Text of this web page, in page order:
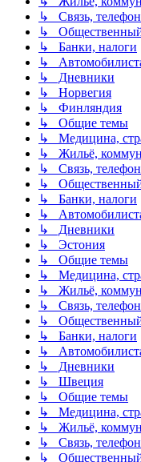
↳ Связь,
↳ Общественный
↳ Банки, налоги
↳
↳ Дневники
↳ Норвегия
↳ Финляндия
↳ Общие темы
↳ Медицина,
↳ Жильё,
↳ Связь,
↳ Общественный
↳ Банки, налоги
↳
↳ Дневники
↳ Эстония
↳ Общие темы
↳ Медицина,
↳ Жильё,
↳ Связь,
↳ Общественный
↳ Банки, налоги
↳
↳ Дневники
↳ Швеция
↳ Общие темы
↳ Медицина,
↳ Жильё,
↳ Связь,
↳ Общественный